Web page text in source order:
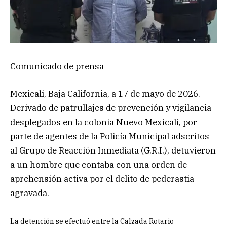
Comunicado de prensa
Mexicali, Baja California, a 17 de mayo de 2026.-
Derivado de patrullajes de prevención y vigilancia
desplegados en la colonia Nuevo Mexicali, por
parte de agentes de la Policía Municipal adscritos
al Grupo de Reacción Inmediata (G.R.I.), detuvieron
a un hombre que contaba con una orden de
aprehensión activa por el delito de pederastia
agravada.
La detención se efectuó entre la Calzada Rotario